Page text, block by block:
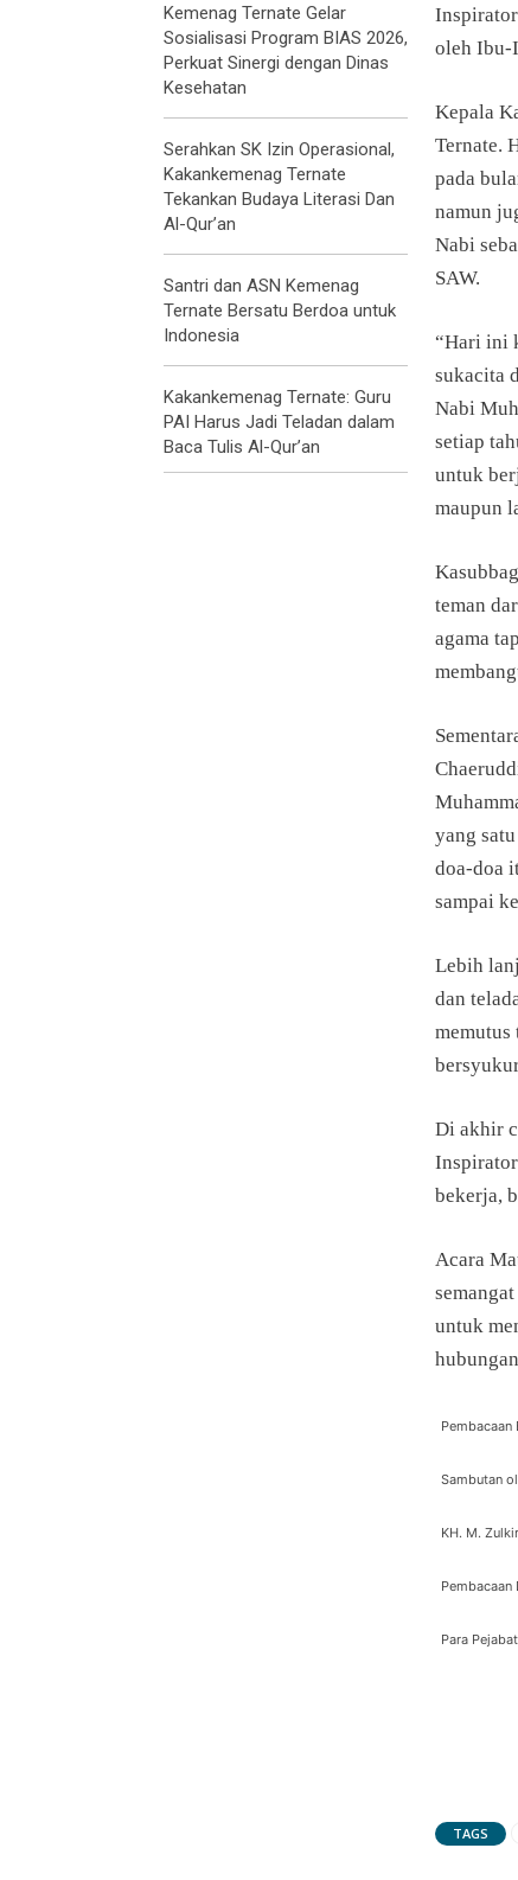
Kemenag Ternate Gelar
Sosialisasi Program BIAS 2026,
Perkuat Sinergi dengan Dinas
Kesehatan
Serahkan SK Izin Operasional,
Kakankemenag Ternate
Tekankan Budaya Literasi Dan
Al-Qur’an
Santri dan ASN Kemenag
Ternate Bersatu Berdoa untuk
Indonesia
Kakankemenag Ternate: Guru
PAI Harus Jadi Teladan dalam
Baca Tulis Al-Qur’an
oleh Ibu-
Kepala
Ternate.
pada
namun
Nabi
SAW.
“Hari ini
sukacita
Nabi
setiap
untuk
maupun
teman
agama
yang
doa-doa
sampai
Lebih
dan
memutus
Di akhir
bekerja,
Acara
untuk
Pembacaan
Sambutan
KH. M.
Para
TAGS